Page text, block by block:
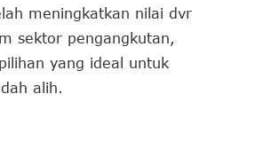
meningkatkan nilai dvr
sektor pengangkutan,
yang ideal untuk
alih.